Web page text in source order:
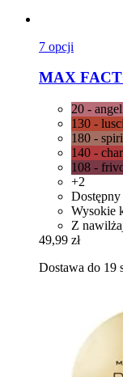
7 opcji
MAX
20 -
130 -
180 -
140 -
108 -
+2
Wysokie
Z
49,99 zł
Dostawa do 19